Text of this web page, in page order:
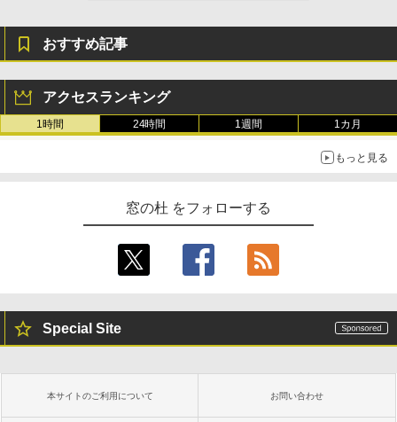
おすすめ記事
アクセスランキング
1時間 24時間 1週間 1カ月
もっと見る
窓の杜 をフォローする
Special Site
本サイトのご利用について お問い合わせ